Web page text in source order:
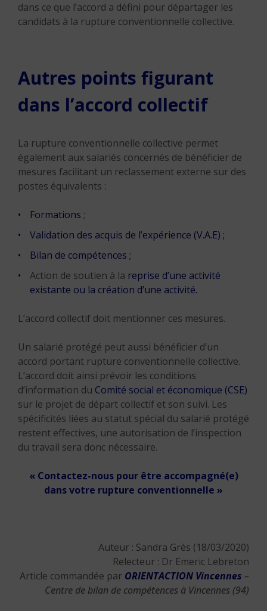
dans ce que l’accord a défini pour départager les
candidats à la rupture conventionnelle collective.
Autres points figurant
dans l’accord collectif
La rupture conventionnelle collective permet
également aux salariés concernés de bénéficier de
mesures facilitant un reclassement externe sur des
postes équivalents :
Formations ;
Validation des acquis de l’expérience (V.A.E) ;
Bilan de compétences ;
Action de soutien à la reprise d’une activité
existante ou la création d’une activité.
L’accord collectif doit mentionner ces mesures.
Un salarié protégé peut aussi bénéficier d’un
accord portant rupture conventionnelle collective.
L’accord doit ainsi prévoir les conditions
d’information du Comité social et économique (CSE)
sur le projet de départ collectif et son suivi. Les
spécificités liées au statut spécial du salarié protégé
restent effectives, une autorisation de l’inspection
du travail sera donc nécessaire.
« Contactez-nous pour être accompagné(e)
dans votre rupture conventionnelle »
Auteur : Sandra Grès (18/03/2020)
Relecteur : Dr Emeric Lebreton
Article commandée par ORIENTACTION Vincennes –
Centre de bilan de compétences à Vincennes (94)